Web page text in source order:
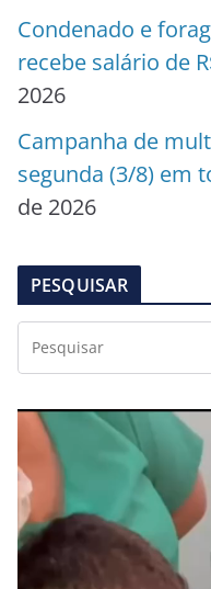
Condenado e
recebe salário de
2026
Campanha de
segunda (3/8) em
de 2026
PESQUISAR